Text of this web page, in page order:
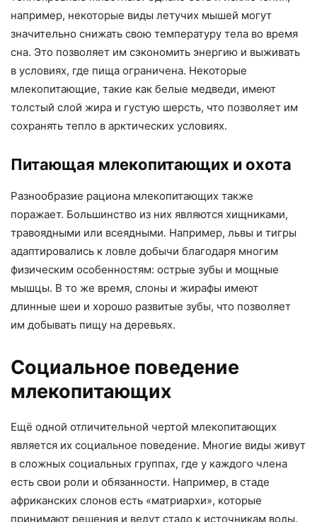
например, некоторые виды летучих мышей могут
значительно снижать свою температуру тела во время
сна. Это позволяет им сэкономить энергию и выживать
в условиях, где пища ограничена. Некоторые
млекопитающие, такие как белые медведи, имеют
толстый слой жира и густую шерсть, что позволяет им
сохранять тепло в арктических условиях.
Питающая млекопитающих и охота
Разнообразие рациона млекопитающих также
поражает. Большинство из них являются хищниками,
травоядными или всеядными. Например, львы и тигры
адаптировались к ловле добычи благодаря многим
физическим особенностям: острые зубы и мощные
мышцы. В то же время, слоны и жирафы имеют
длинные шеи и хорошо развитые зубы, что позволяет
им добывать пищу на деревьях.
Социальное поведение
млекопитающих
Ещё одной отличительной чертой млекопитающих
является их социальное поведение. Многие виды живут
в сложных социальных группах, где у каждого члена
есть свои роли и обязанности. Например, в стаде
африканских слонов есть «матриархи», которые
принимают решения и ведут стадо к источникам воды.